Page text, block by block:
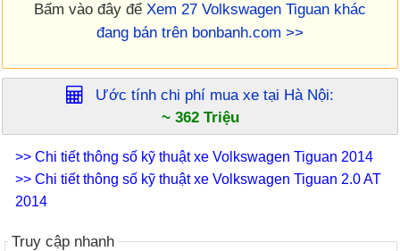
Bấm vào đây để Xem 27 Volkswagen Tiguan khác
đang bán trên bonbanh.com >>
Ước tính chi phí mua xe tại Hà Nội:
~ 362 Triệu
>> Chi tiết thông số kỹ thuật xe Volkswagen Tiguan 2014
>> Chi tiết thông số kỹ thuật xe Volkswagen Tiguan 2.0 AT
2014
Truy cập nhanh